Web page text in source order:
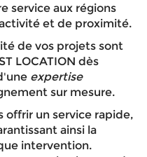
service aux régions
et de proximité.
de vos projets sont
LOCATION dès
expertise
sur mesure.
offrir un service rapide,
ainsi la
intervention.